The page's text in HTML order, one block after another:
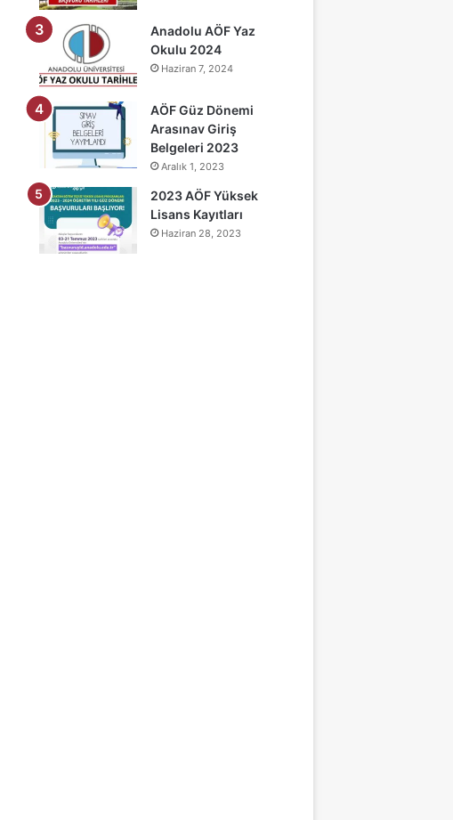
Anadolu AÖF Yaz
Okulu 2024
Haziran 7, 2024
AÖF Güz Dönemi
Arasınav Giriş
Belgeleri 2023
Aralık 1, 2023
2023 AÖF Yüksek
Lisans Kayıtları
Haziran 28, 2023